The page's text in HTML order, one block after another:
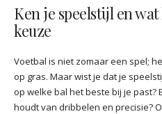
Ken je speelstijl en
keuze
Voetbal is niet zomaar een spel;
op gras. Maar wist je dat je
op welke bal het beste bij je past?
houdt van dribbelen en precisie?